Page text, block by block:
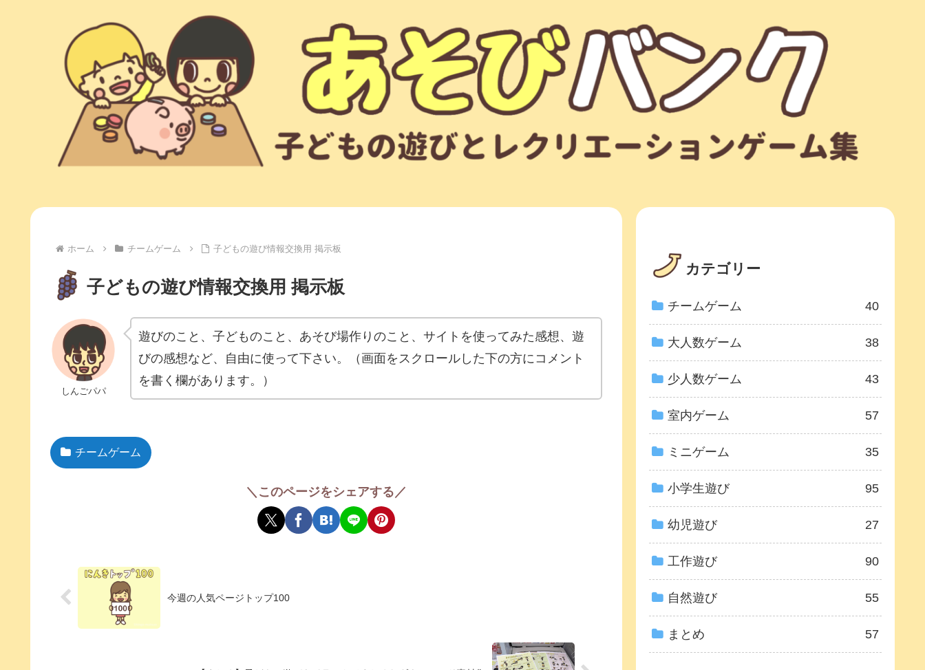
ホーム チームゲーム 子どもの遊び情報交換用 掲示板
子どもの遊び情報交換用 掲示板
しんごパパ
遊びのこと、子どものこと、あそび場作りのこと、サイトを使ってみた感想、遊
びの感想など、自由に使って下さい。（画面をスクロールした下の方にコメント
を書く欄があります。）
チームゲーム
＼このページをシェアする／
今週の人気ページトップ100
カテゴリー
チームゲーム 40
大人数ゲーム 38
少人数ゲーム 43
室内ゲーム 57
ミニゲーム 35
小学生遊び 95
幼児遊び 27
工作遊び 90
自然遊び 55
まとめ 57